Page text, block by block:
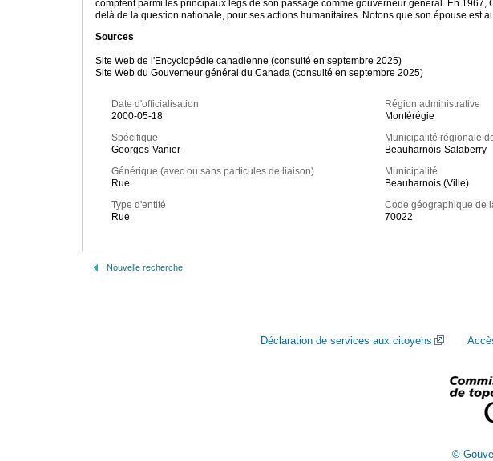
comptent parmi les principaux legs de son passage comme gouverneur général. En
delà de la question nationale, pour ses actions humanitaires. Notons que son épouse est
Sources
Site Web de l'Encyclopédie canadienne (consulté en septembre 2025)
Site Web du Gouverneur général du Canada (consulté en septembre 2025)
Date d'officialisation
2000-05-18
Spécifique
Georges-Vanier
Générique (avec ou sans particules de liaison)
Rue
Type d'entité
Rue
Région administrative
Montérégie
Municipalité régionale
Beauharnois-Salaberry
Municipalité
Beauharnois (Ville)
Code géographique de
70022
Nouvelle recherche
Déclaration de services aux citoyens
©